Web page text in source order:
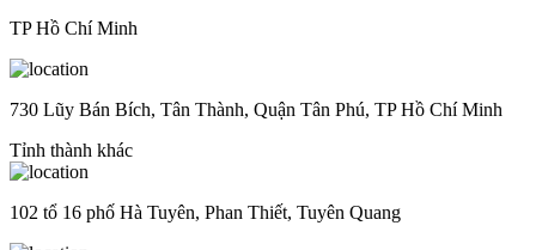
TP Hồ Chí Minh
730 Lũy Bán Bích, Tân Thành, Quận Tân Phú, TP Hồ Chí Minh
Tỉnh thành khác
102 tổ 16 phố Hà Tuyên, Phan Thiết, Tuyên Quang